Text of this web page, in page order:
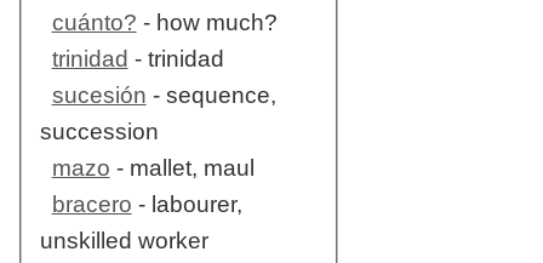
cuánto? - how much?
trinidad - trinidad
sucesión - sequence,
succession
mazo - mallet, maul
bracero - labourer,
unskilled worker